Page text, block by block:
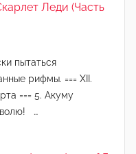
Леди (Часть
пытаться
рифмы. === XII.
=== 5. Акуму
…